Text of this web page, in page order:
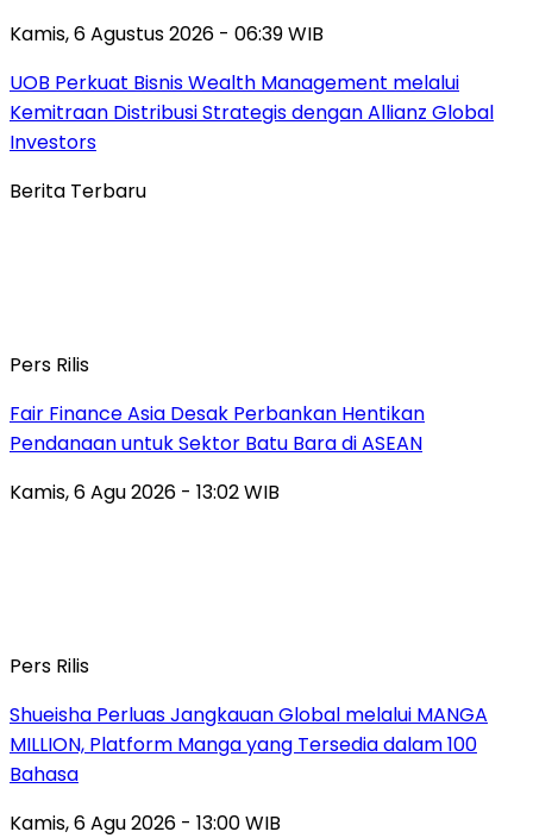
Kamis, 6 Agustus 2026 - 06:39 WIB
UOB Perkuat Bisnis Wealth Management melalui
Kemitraan Distribusi Strategis dengan Allianz Global
Investors
Berita Terbaru
Pers Rilis
Fair Finance Asia Desak Perbankan Hentikan
Pendanaan untuk Sektor Batu Bara di ASEAN
Kamis, 6 Agu 2026 - 13:02 WIB
Pers Rilis
Shueisha Perluas Jangkauan Global melalui MANGA
MILLION, Platform Manga yang Tersedia dalam 100
Bahasa
Kamis, 6 Agu 2026 - 13:00 WIB